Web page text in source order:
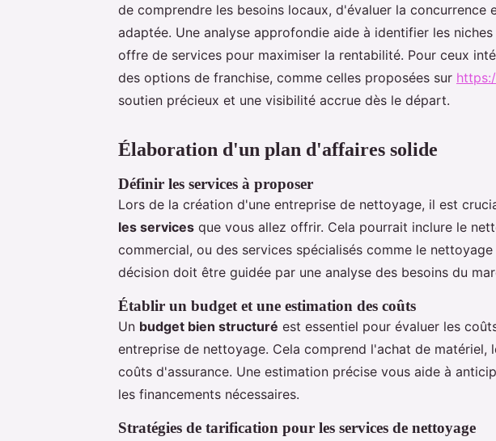
de comprendre les besoins locaux, d'évaluer la concurrence
adaptée. Une analyse approfondie aide à identifier les
offre de services pour maximiser la rentabilité. Pour ceux
des options de franchise, comme celles proposées sur
soutien précieux et une visibilité accrue dès le départ.
Élaboration d'un plan d'affaires solide
Définir les services à proposer
Lors de la création d'une entreprise de nettoyage, il est
les services que vous allez offrir. Cela pourrait inclure le
commercial, ou des services spécialisés comme le
décision doit être guidée par une analyse des besoins du
Établir un budget et une estimation des coûts
Un budget bien structuré est essentiel pour évaluer les
entreprise de nettoyage. Cela comprend l'achat de matériel,
coûts d'assurance. Une estimation précise vous aide à
les financements nécessaires.
Stratégies de tarification pour les services de nettoyage